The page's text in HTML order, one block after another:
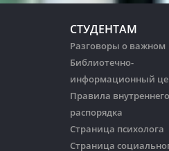
СТУДЕНТАМ
Разговоры о важном
Библиотечно-
информационный
Правила внутреннего
распорядка
Страница психолога
Страница